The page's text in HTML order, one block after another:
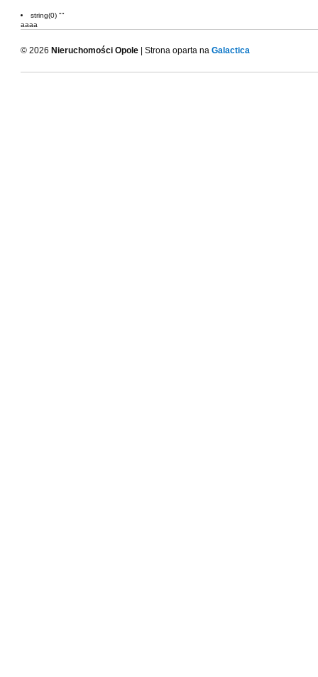
string(0) ""
aaaa
© 2026 Nieruchomości Opole | Strona oparta na Galactica